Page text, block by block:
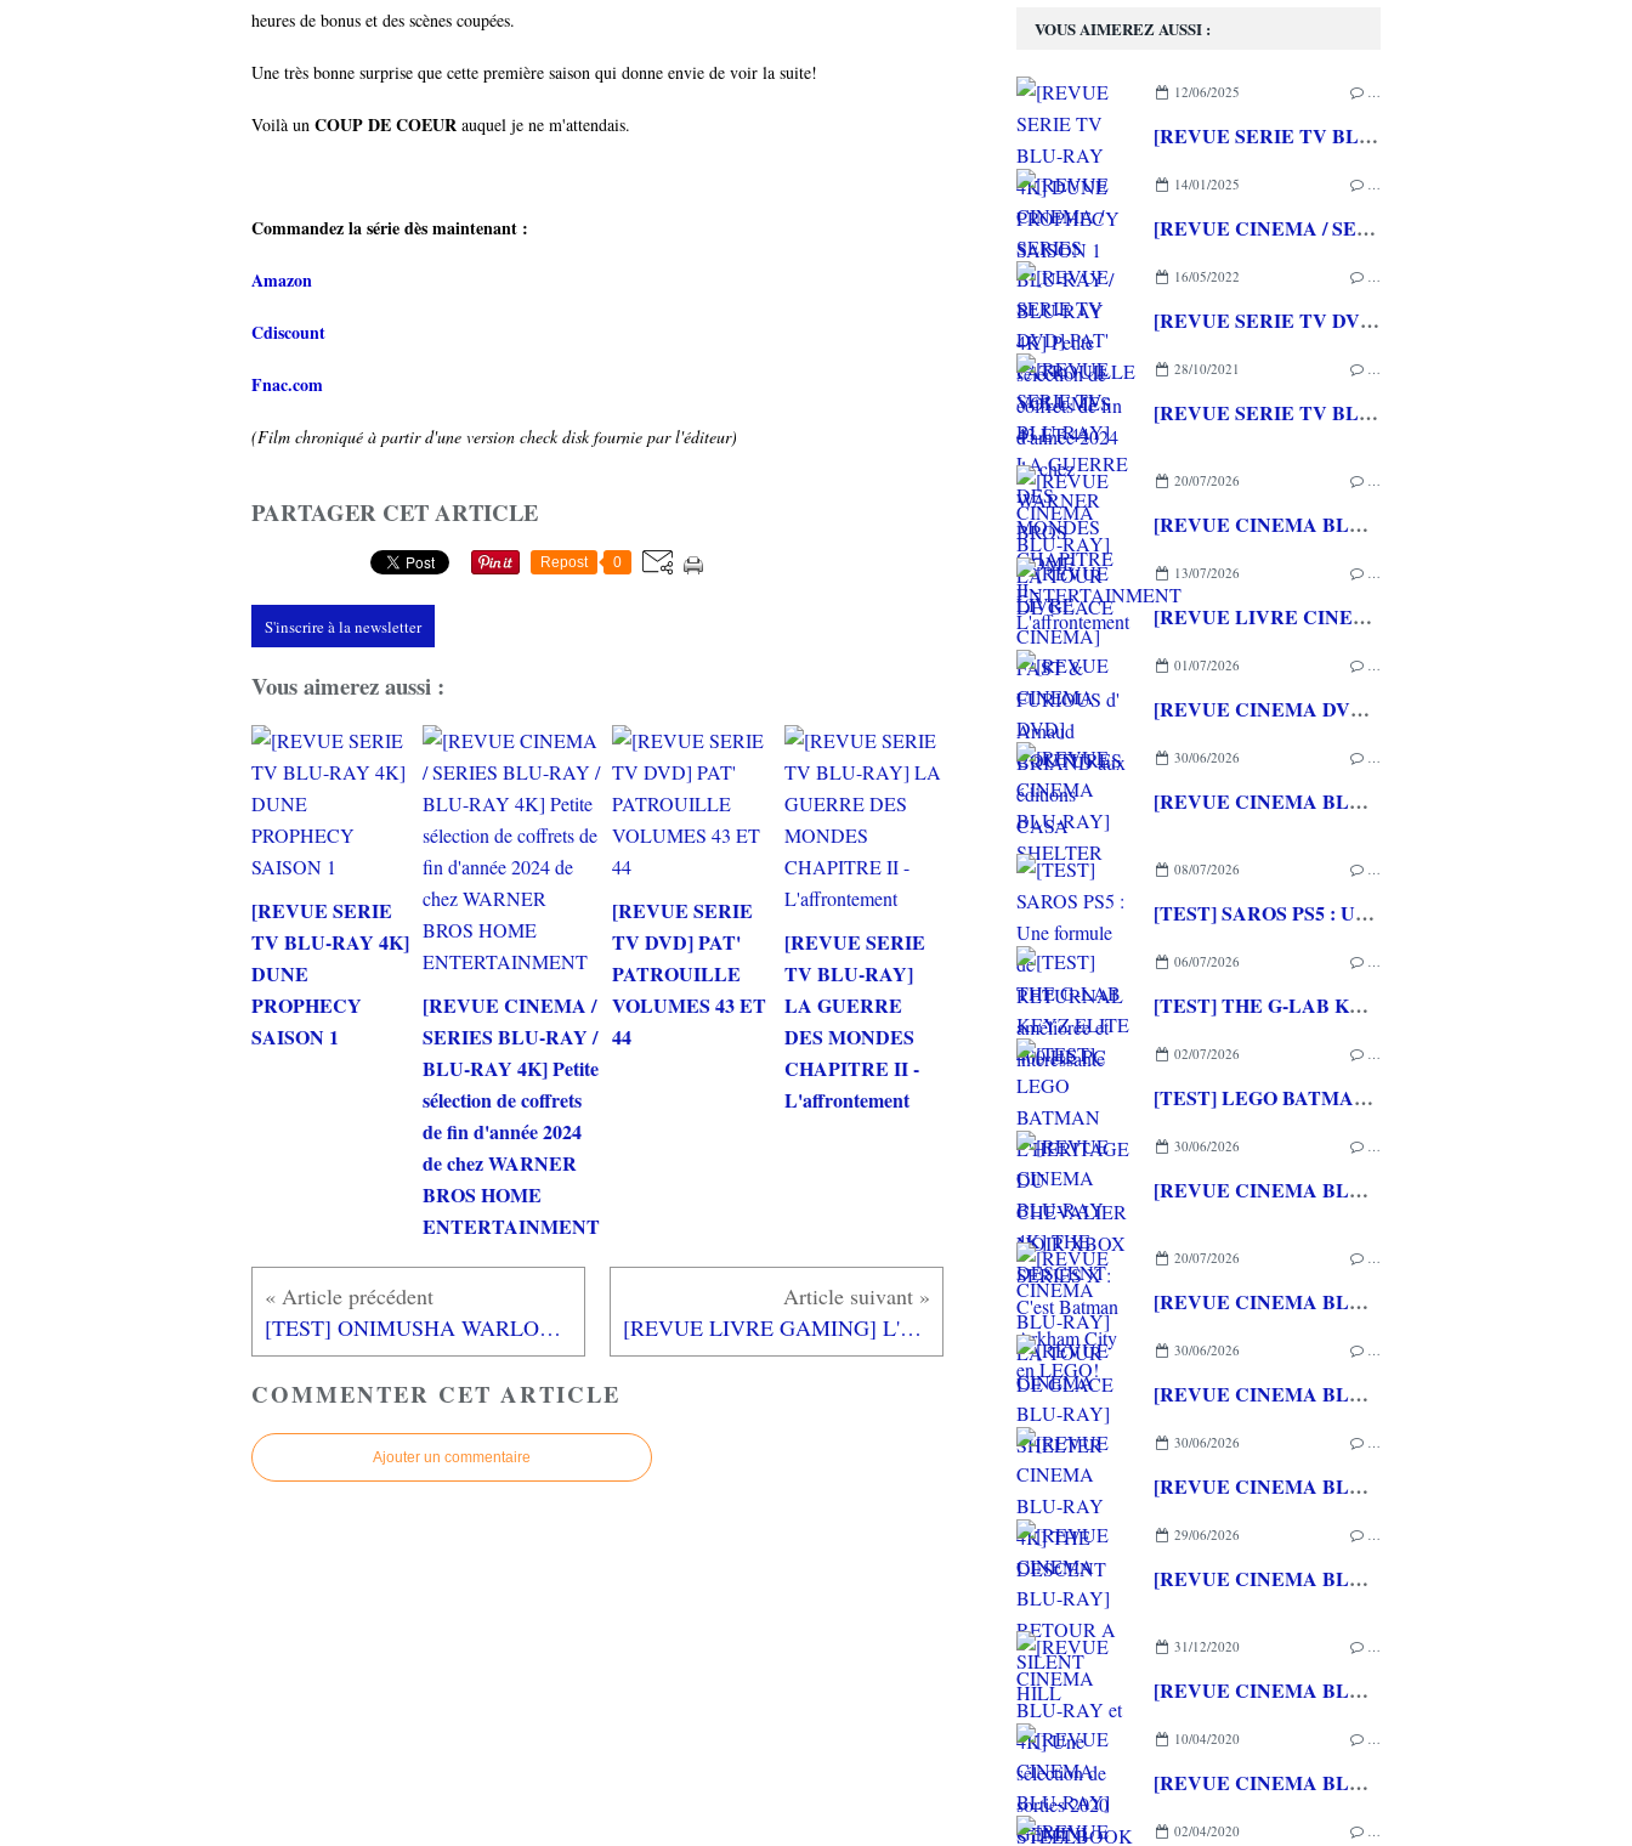
heures de bonus et des scènes coupées.
Une très bonne surprise que cette première saison qui donne envie de voir la suite!
Voilà un COUP DE COEUR auquel je ne m'attendais.
Commandez la série dès maintenant :
Amazon
Cdiscount
Fnac.com
(Film chroniqué à partir d'une version check disk fournie par l'éditeur)
PARTAGER CET ARTICLE
Repost 0
S'inscrire à la newsletter
Vous aimerez aussi :
[REVUE SERIE
TV BLU-RAY 4K]
DUNE
PROPHECY
SAISON 1
[REVUE CINEMA /
SERIES BLU-RAY /
BLU-RAY 4K] Petite
sélection de coffrets
de fin d'année 2024
de chez WARNER
BROS HOME
ENTERTAINMENT
[REVUE SERIE
TV DVD] PAT'
PATROUILLE
VOLUMES 43 ET
44
[REVUE SERIE
TV BLU-RAY]
LA GUERRE
DES MONDES
CHAPITRE II -
L'affrontement
[TEST] ONIMUSHA WARLORDS XBOX ONE : Coincé dans le passé [REVUE LIVRE GAMING] L'ASCENSION DE THE WITCHER de Benoît "Exserv" Reinier chez THIRD EDITIONS
COMMENTER CET ARTICLE
Ajouter un commentaire
VOUS AIMEREZ AUSSI :
12/06/2025 …
[REVUE SERIE TV BLU-RAY 4K] DUNE PROPHECY SAISON 1
14/01/2025 …
[REVUE CINEMA / SERIES BLU-RAY / BLU-RAY 4K] Petite sélection de coffrets de fin d'année 2024 de chez WARNER BROS HOME ENTERTAINMENT
16/05/2022 …
[REVUE SERIE TV DVD] PAT' PATROUILLE VOLUMES 43 ET 44
28/10/2021 …
[REVUE SERIE TV BLU-RAY] LA GUERRE DES MONDES CHAPITRE II - L'affrontement
20/07/2026 …
[REVUE CINEMA BLU-RAY] LA TOUR DE GLACE
13/07/2026 …
[REVUE LIVRE CINEMA] FAST & FURIOUS d' Arnaud BRIAND aux éditions CASA
01/07/2026 …
[REVUE CINEMA DVD] COUTURES
30/06/2026 …
[REVUE CINEMA BLU-RAY] SHELTER
08/07/2026 …
[TEST] SAROS PS5 : Une formule de RETURNAL améliorée et interessante
06/07/2026 …
[TEST] THE G-LAB KEYZ ELITE 400 HE PC
02/07/2026 …
[TEST] LEGO BATMAN L'HERITAGE DU CHEVALIER NOIR XBOX SERIES X : C'est Batman Arkham City en LEGO!
30/06/2026 …
[REVUE CINEMA BLU-RAY 4K] THE DESCENT
20/07/2026 …
[REVUE CINEMA BLU-RAY] LA TOUR DE GLACE
30/06/2026 …
[REVUE CINEMA BLU-RAY] SHELTER
30/06/2026 …
[REVUE CINEMA BLU-RAY 4K] THE DESCENT
29/06/2026 …
[REVUE CINEMA BLU-RAY] RETOUR A SILENT HILL
31/12/2020 …
[REVUE CINEMA BLU-RAY et 4K] Une sélection de sorties 2020 STEELBOOK chez UNIVERSAL PICTURES VIDEO
10/04/2020 …
[REVUE CINEMA BLU-RAY] GEMINI MAN
02/04/2020 …